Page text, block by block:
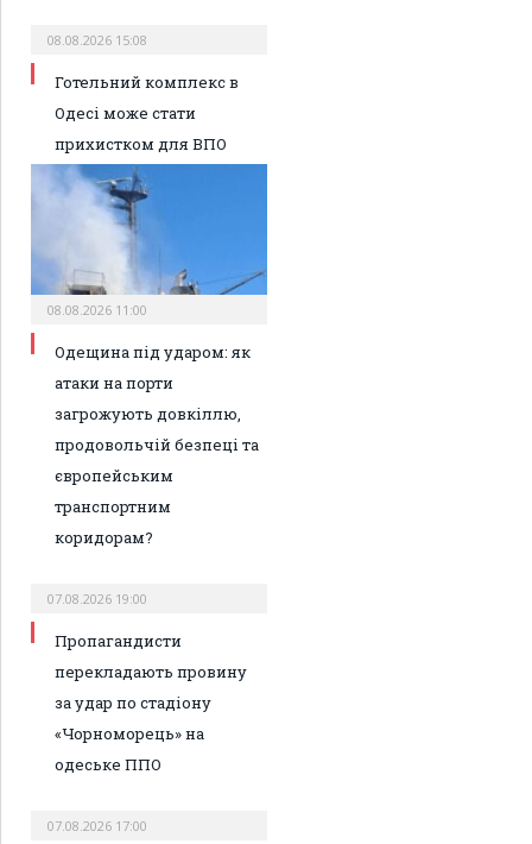
08.08.2026 15:08
Готельний комплекс в
Одесі може стати
прихистком для ВПО
08.08.2026 11:00
Одещина під ударом: як
атаки на порти
загрожують довкіллю,
продовольчій безпеці та
європейським
транспортним
коридорам?
07.08.2026 19:00
Пропагандисти
перекладають провину
за удар по стадіону
«Чорноморець» на
одеське ППО
07.08.2026 17:00